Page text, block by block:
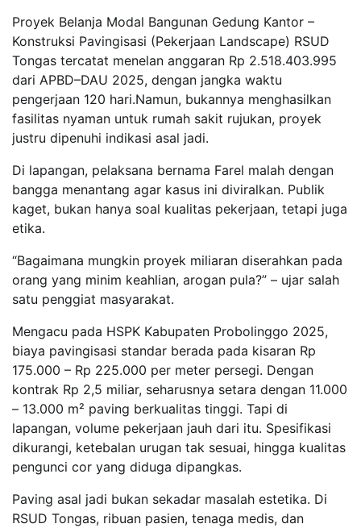
Proyek Belanja Modal Bangunan Gedung Kantor –
Konstruksi Pavingisasi (Pekerjaan Landscape) RSUD
Tongas tercatat menelan anggaran Rp 2.518.403.995
dari APBD–DAU 2025, dengan jangka waktu
pengerjaan 120 hari.Namun, bukannya menghasilkan
fasilitas nyaman untuk rumah sakit rujukan, proyek
justru dipenuhi indikasi asal jadi.
Di lapangan, pelaksana bernama Farel malah dengan
bangga menantang agar kasus ini diviralkan. Publik
kaget, bukan hanya soal kualitas pekerjaan, tetapi juga
etika.
“Bagaimana mungkin proyek miliaran diserahkan pada
orang yang minim keahlian, arogan pula?” – ujar salah
satu penggiat masyarakat.
Mengacu pada HSPK Kabupaten Probolinggo 2025,
biaya pavingisasi standar berada pada kisaran Rp
175.000 – Rp 225.000 per meter persegi. Dengan
kontrak Rp 2,5 miliar, seharusnya setara dengan 11.000
– 13.000 m² paving berkualitas tinggi. Tapi di
lapangan, volume pekerjaan jauh dari itu. Spesifikasi
dikurangi, ketebalan urugan tak sesuai, hingga kualitas
pengunci cor yang diduga dipangkas.
Paving asal jadi bukan sekadar masalah estetika. Di
RSUD Tongas, ribuan pasien, tenaga medis, dan